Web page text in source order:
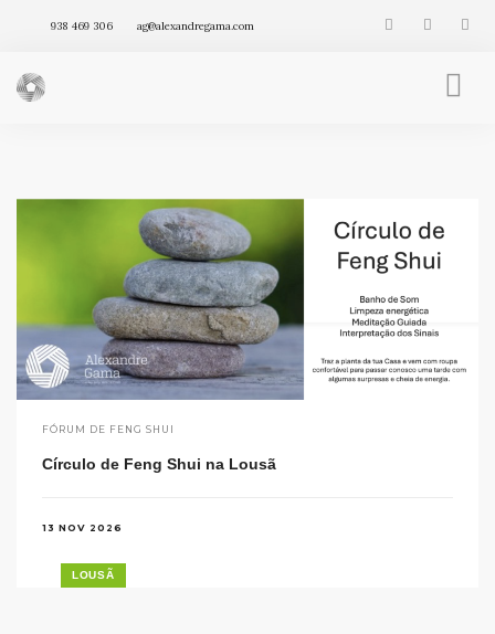
938 469 306 ag@alexandregama.com
VÍDEOS
FÓRUM DE FENG SHUI
Círculo de Feng Shui na Lousã
13 NOV 2026
LOUSÃ